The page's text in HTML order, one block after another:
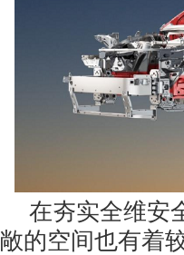
在夯实全维安
敞的空间也有着